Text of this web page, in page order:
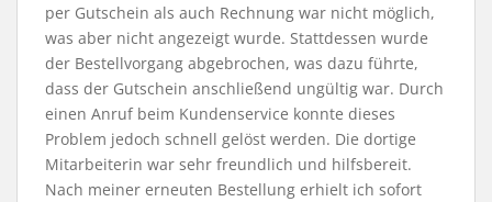
per Gutschein als auch Rechnung war nicht möglich,
was aber nicht angezeigt wurde. Stattdessen wurde
der Bestellvorgang abgebrochen, was dazu führte,
dass der Gutschein anschließend ungültig war. Durch
einen Anruf beim Kundenservice konnte dieses
Problem jedoch schnell gelöst werden. Die dortige
Mitarbeiterin war sehr freundlich und hilfsbereit.
Nach meiner erneuten Bestellung erhielt ich sofort